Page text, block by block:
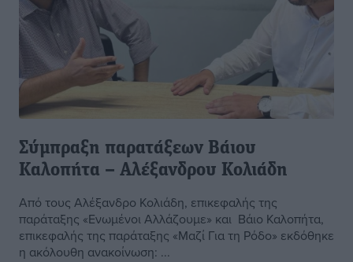
Σύμπραξη παρατάξεων Βάιου
Καλοπήτα – Αλέξανδρου Κολιάδη
Από τους Αλέξανδρο Κολιάδη, επικεφαλής της
παράταξης «Ενωμένοι Αλλάζουμε» και Βάιο Καλοπήτα,
επικεφαλής της παράταξης «Μαζί Για τη Ρόδο» εκδόθηκε
η ακόλουθη ανακοίνωση: ...